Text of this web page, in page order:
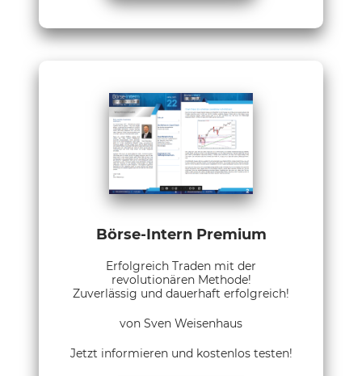
Börse-Intern Premium
Erfolgreich Traden mit der
revolutionären Methode!
Zuverlässig und dauerhaft erfolgreich!
von Sven Weisenhaus
Jetzt informieren und kostenlos testen!